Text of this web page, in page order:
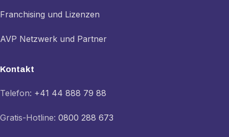
Franchising und Lizenzen
AVP Netzwerk und Partner
Kontakt
Telefon: +41 44 888 79 88
Gratis-Hotline: 0800 288 673